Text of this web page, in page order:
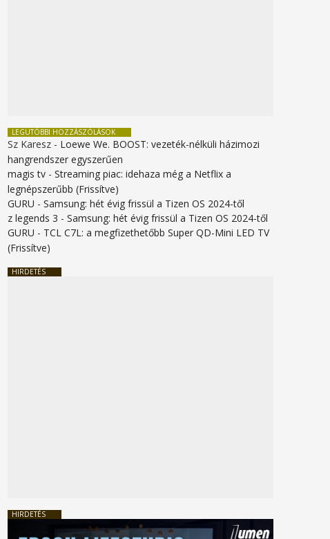
LEGUTÓBBI HOZZÁSZÓLÁSOK
Sz Karesz - Loewe We. BOOST: vezeték-nélküli házimozi
hangrendszer egyszerűen
magis tv -Streaming piac: idehaza még a Netflix a
legnépszerűbb (Frissítve)
GURU -Samsung: hét évig frissül a Tizen OS 2024-től
z legends 3 -Samsung: hét évig frissül a Tizen OS 2024-től
GURU - TCL C7L: a megfizethetőbb Super QD-Mini LED TV
(Frissítve)
HIRDETÉS
HIRDETÉS